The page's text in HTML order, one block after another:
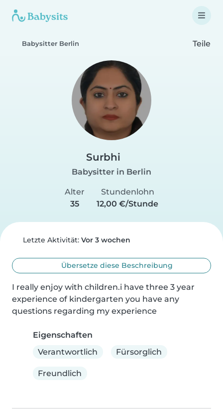
Babysitter Berlin Teile
Surbhi
Babysitter in Berlin
Alter
35
Stundenlohn
12,00 €/Stunde
Letzte Aktivität: Vor 3 wochen
Übersetze diese Beschreibung
I really enjoy with children.i have three 3 year
experience of kindergarten you have any
questions regarding my experience
Eigenschaften
Verantwortlich
Fürsorglich
Freundlich